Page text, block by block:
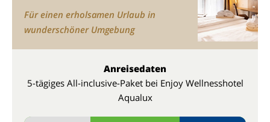
Für einen erholsamen Urlaub in
wunderschöner Umgebung
Anreisedaten
5-tägiges All-inclusive-Paket bei Enjoy Wellnesshotel
Aqualux